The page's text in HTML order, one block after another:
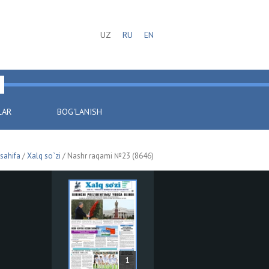
UZ RU EN
BOG'LANISH
/Xalq so`zi / Nashr raqami №23 (8646)
1